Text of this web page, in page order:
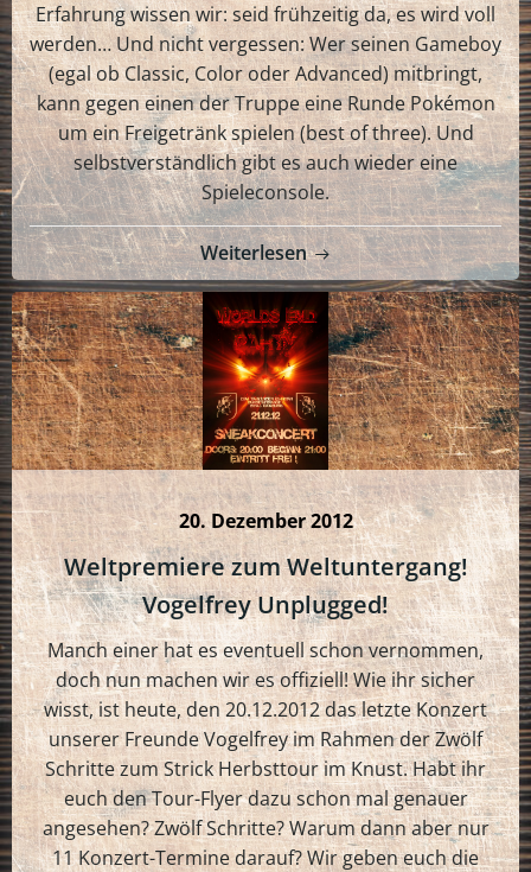
Erfahrung wissen wir: seid frühzeitig da, es wird voll
werden… Und nicht vergessen: Wer seinen Gameboy
(egal ob Classic, Color oder Advanced) mitbringt,
kann gegen einen der Truppe eine Runde Pokémon
um ein Freigetränk spielen (best of three). Und
selbstverständlich gibt es auch wieder eine
Spieleconsole.
Weiterlesen
20. Dezember 2012
Weltpremiere zum Weltuntergang!
Vogelfrey Unplugged!
Manch einer hat es eventuell schon vernommen,
doch nun machen wir es offiziell! Wie ihr sicher
wisst, ist heute, den 20.12.2012 das letzte Konzert
unserer Freunde Vogelfrey im Rahmen der Zwölf
Schritte zum Strick Herbsttour im Knust. Habt ihr
euch den Tour-Flyer dazu schon mal genauer
angesehen? Zwölf Schritte? Warum dann aber nur
11 Konzert-Termine darauf? Wir geben euch die